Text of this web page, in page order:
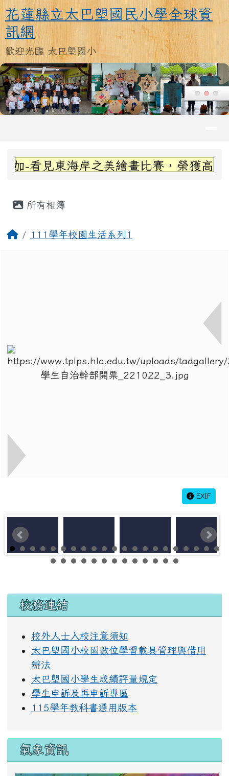
跳至主內容區
花蓮縣立太巴塱國民小學全球資訊
花蓮縣立太巴塱國民小學全球資
訊網
歡迎光臨 太巴塱國小
上中區域內容
之美繪畫比賽，榮獲高年級組第三名~
所有相簿
回首頁111學年校園生活系列1
EXIF
左邊區域內容
校務連結
校外人士入校注意須知
太巴塱國小校園數位學習載具管理與借用
辦法
太巴塱國小學生成績評量規定
學生申訴及再申訴專區
115學年教科書選用版本
氣象資訊